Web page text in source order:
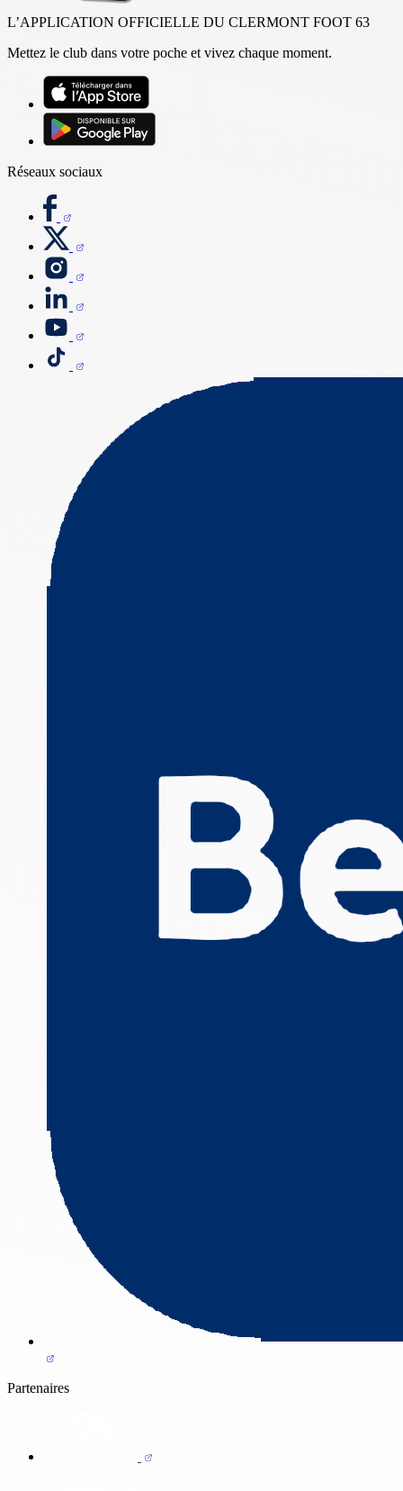
L’APPLICATION OFFICIELLE DU CLERMONT FOOT 63
Mettez le club dans votre poche et vivez chaque moment.
Réseaux sociaux
Partenaires